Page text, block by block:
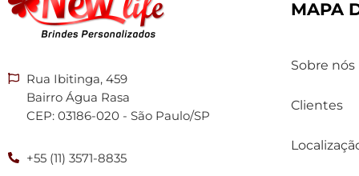
Rua Ibitinga, 459
Bairro Água Rasa
CEP: 03186-020 - São Paulo/SP
+55 (11) 3571-8835
MAPA
Sobre nós
Clientes